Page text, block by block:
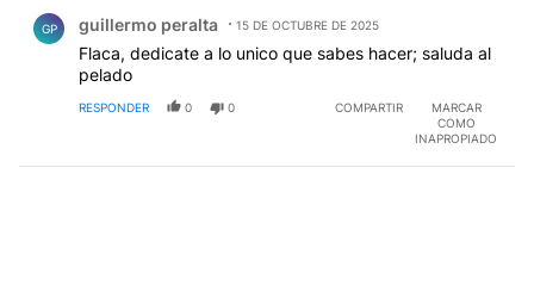
GP guillermo peralta 15 DE OCTUBRE DE 2025
Flaca, dedicate a lo unico que sabes hacer; saluda al
pelado
RESPONDER 0 0 COMPARTIR
MARCAR
COMO
INAPROPIADO